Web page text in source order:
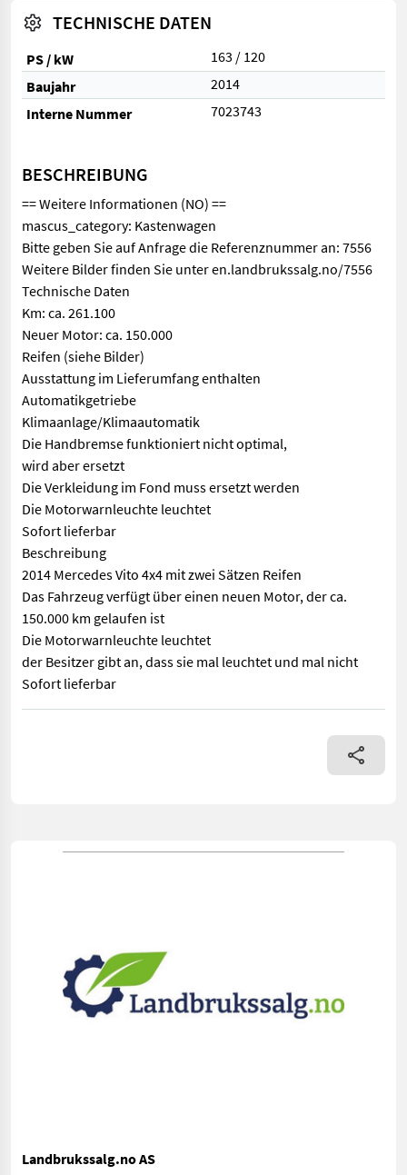
TECHNISCHE DATEN
PS / kW
163 / 120
Baujahr
2014
Interne Nummer
7023743
BESCHREIBUNG
== Weitere Informationen (NO) ==
mascus_category: Kastenwagen
Bitte geben Sie auf Anfrage die Referenznummer an: 7556
Weitere Bilder finden Sie unter en.landbrukssalg.no/7556
Technische Daten
Km: ca. 261.100
Neuer Motor: ca. 150.000
Reifen (siehe Bilder)
Ausstattung im Lieferumfang enthalten
Automatikgetriebe
Klimaanlage/Klimaautomatik
Die Handbremse funktioniert nicht optimal,
wird aber ersetzt
Die Verkleidung im Fond muss ersetzt werden
Die Motorwarnleuchte leuchtet
Sofort lieferbar
Beschreibung
2014 Mercedes Vito 4x4 mit zwei Sätzen Reifen
Das Fahrzeug verfügt über einen neuen Motor, der ca.
150.000 km gelaufen ist
Die Motorwarnleuchte leuchtet
der Besitzer gibt an, dass sie mal leuchtet und mal nicht
Sofort lieferbar
== Weitere Informationen (NO) == mascus_category:
Landbrukssalg.no AS